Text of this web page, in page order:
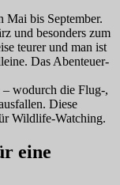
Mai bis September.
und besonders zum
teurer und man ist
Das Abenteuer-
– wodurch die Flug-,
Diese
Wildlife-Watching.
eine